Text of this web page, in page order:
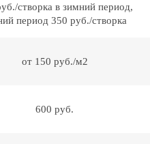
створка в зимний период,
период 350 руб./створка
от 150 руб./м2
600 руб.